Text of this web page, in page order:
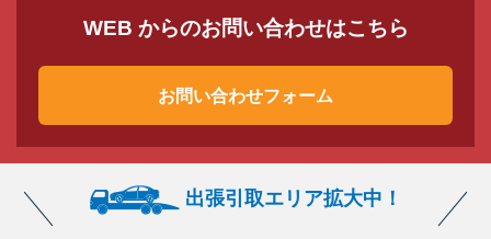
WEB からのお問い合わせはこちら
お問い合わせフォーム
出張引取エリア拡大中！